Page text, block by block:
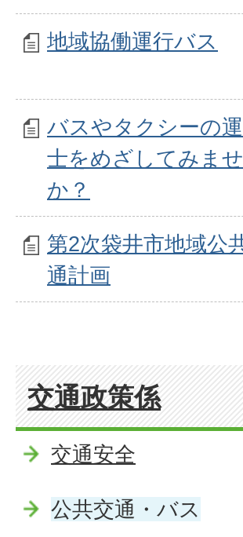
地域協働運行バス
バスやタクシーの
士をめざしてみま
か？
第2次袋井市地域公
通計画
交通政策係
交通安全
公共交通・バス